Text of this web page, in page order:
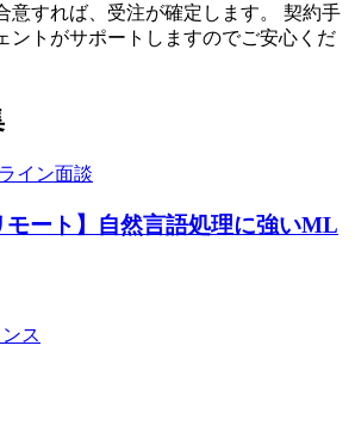
意すれば、受注が確定します。 契約手
ントがサポートしますのでご安心くだ
イン面談
モート】自然言語処理に強いML
ス